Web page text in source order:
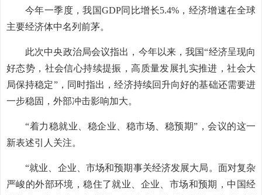
今年一季度，我国GDP同比增长5.4%，经济增速在全球
主要经济体中名列前茅。
此次中央政治局会议指出，今年以来，我国“经济呈现向
好态势，社会信心持续提振，高质量发展扎实推进，社会大
局保持稳定”，同时指出，经济持续回升向好的基础还需要进
一步稳固，外部冲击影响加大。
“着力稳就业、稳企业、稳市场、稳预期”，会议的这一
新表述引人关注。
“就业、企业、市场和预期事关经济发展大局。面对复杂
严峻的外部环境，稳住了就业、企业、市场和预期，中国经